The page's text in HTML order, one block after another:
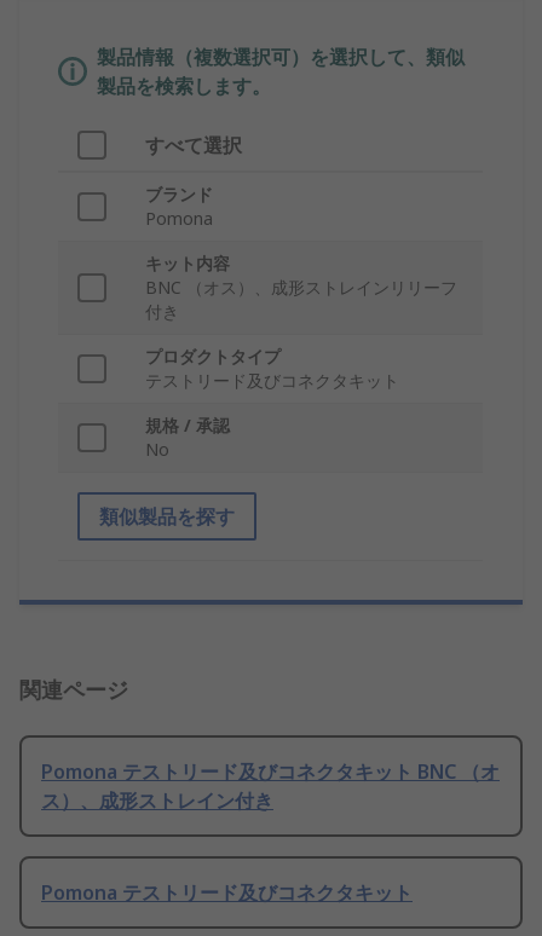
製品情報（複数選択可）を選択して、類似
製品を検索します。
すべて選択
ブランド
Pomona
キット内容
BNC （オス）、成形ストレインリリーフ
付き
プロダクトタイプ
テストリード及びコネクタキット
規格 / 承認
No
類似製品を探す
関連ページ
Pomona テストリード及びコネクタキット BNC （オ
ス）、成形ストレイン付き
Pomona テストリード及びコネクタキット